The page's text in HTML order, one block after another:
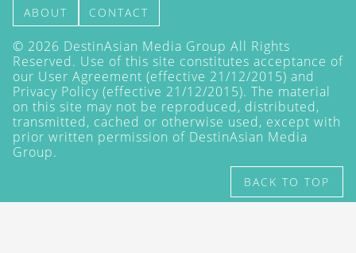
ABOUT CONTACT
© 2026 DestinAsian Media Group All Rights
Reserved. Use of this site constitutes acceptance of
our User Agreement (effective 21/12/2015) and
Privacy Policy (effective 21/12/2015). The material
on this site may not be reproduced, distributed,
transmitted, cached or otherwise used, except with
prior written permission of DestinAsian Media
Group.
BACK TO TOP